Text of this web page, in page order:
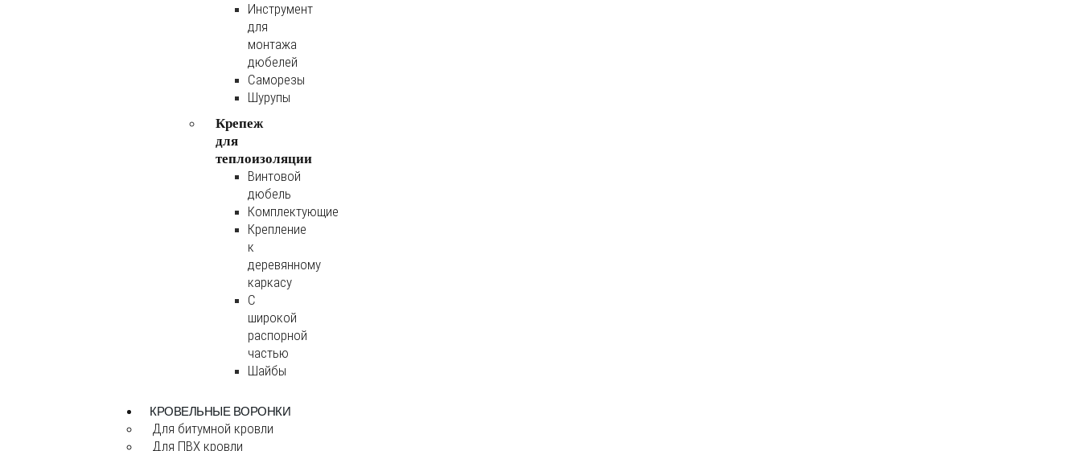
Инструмент
для
монтажа
дюбелей
Саморезы
Шурупы
Крепеж
для
теплоизоляции
Винтовой
дюбель
Комплектующие
Крепление
к
деревянному
каркасу
С
широкой
распорной
частью
Шайбы
КРОВЕЛЬНЫЕ ВОРОНКИ
Для битумной кровли
Для ПВХ кровли